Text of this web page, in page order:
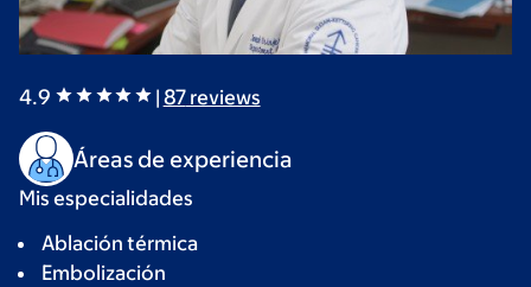
4.9 | 87reviews
Áreas de experiencia
Mis especialidades
Ablación térmica
Embolización